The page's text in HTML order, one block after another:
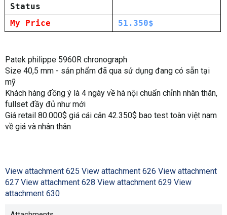
Status
My Price
51.350$
Patek philippe 5960R chronograph
Size 40,5 mm - sản phẩm đã qua sử dụng đang có sẵn tại
mỹ
Khách hàng đồng ý là 4 ngày về hà nội chuẩn chỉnh nhân thân,
fullset đầy đủ như mới
Giá retail 80.000$ giá cái cân 42.350$ bao test toàn việt nam
về giá và nhân thân
View attachment 625 View attachment 626 View attachment
627 View attachment 628 View attachment 629 View
attachment 630